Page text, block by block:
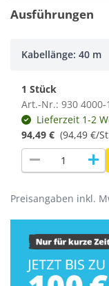
Ausführungen
Kabellänge: 40 m
1 Stück
Art.-Nr.: 930 4000-
Lieferzeit 1-2
94,49 € (94,49 €/
remove add
Preisangaben inkl.